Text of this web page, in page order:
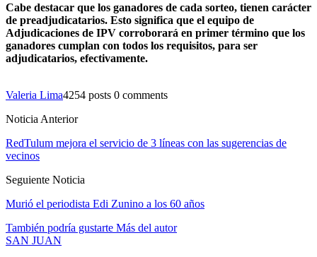
Cabe destacar que los ganadores de cada sorteo, tienen carácter
de preadjudicatarios. Esto significa que el equipo de
Adjudicaciones de IPV corroborará en primer término que los
ganadores cumplan con todos los requisitos, para ser
adjudicatarios, efectivamente.
Valeria Lima4254 posts 0 comments
Noticia Anterior
RedTulum mejora el servicio de 3 líneas con las sugerencias de
vecinos
Seguiente Noticia
Murió el periodista Edi Zunino a los 60 años
También podría gustarte Más del autor
SAN JUAN